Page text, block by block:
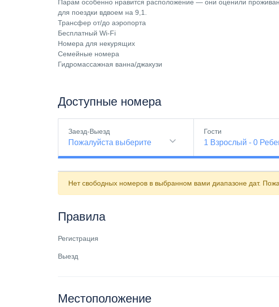
Парам особенно нравится расположение — они оценили
для поездки вдвоем на 9,1.
Трансфер от/до аэропорта
Бесплатный Wi-Fi
Номера для некурящих
Семейные номера
Гидромассажная ванна/джакузи
Доступные номера
Заезд-Выезд
Пожалуйста выберите
Гости
1 Взрослый -0
Нет свободных номеров в выбранном вами диапазоне дат.
Правила
Регистрация
Выезд
Местоположение